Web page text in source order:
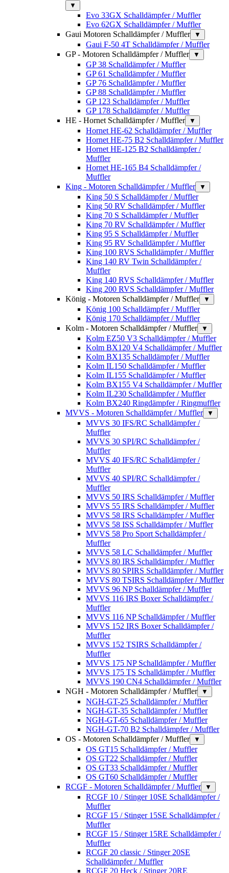
▼
Evo 33GX Schalldämpfer / Muffler
Evo 62GX Schalldämpfer / Muffler
Gaui Motoren Schalldämpfer / Muffler
▼
Gaui F-50 4T Schalldämpfer / Muffler
GP - Motoren Schalldämpfer / Muffler
▼
GP 38 Schalldämpfer / Muffler
GP 61 Schalldämpfer / Muffler
GP 76 Schalldämpfer / Muffler
GP 88 Schalldämpfer / Muffler
GP 123 Schalldämpfer / Muffler
GP 178 Schalldämpfer / Muffler
HE - Hornet Schalldämpfer / Muffler
▼
Hornet HE-62 Schalldämpfer / Muffler
Hornet HE-75 B2 Schalldämpfer / Muffler
Hornet HE-125 B2 Schalldämpfer /
Muffler
Hornet HE-165 B4 Schalldämpfer /
Muffler
King - Motoren Schalldämpfer / Muffler
▼
King 50 S Schalldämpfer / Muffler
King 50 RV Schalldämpfer / Muffler
King 70 S Schalldämpfer / Muffler
King 70 RV Schalldämpfer / Muffler
King 95 S Schalldämpfer / Muffler
King 95 RV Schalldämpfer / Muffler
King 100 RVS Schalldämpfer / Muffler
King 140 RV Twin Schalldämpfer /
Muffler
King 140 RVS Schalldämpfer / Muffler
King 200 RVS Schalldämpfer / Muffler
König - Motoren Schalldämpfer / Muffler
▼
König 100 Schalldämpfer / Muffler
König 170 Schalldämpfer / Muffler
Kolm - Motoren Schalldämpfer / Muffler
▼
Kolm EZ50 V3 Schalldämpfer / Muffler
Kolm BX120 V4 Schalldämpfer / Muffler
Kolm BX135 Schalldämpfer / Muffler
Kolm IL150 Schalldämpfer / Muffler
Kolm IL155 Schalldämpfer / Muffler
Kolm BX155 V4 Schalldämpfer / Muffler
Kolm IL230 Schalldämpfer / Muffler
Kolm BX240 Ringdämpfer / Ringmuffler
MVVS - Motoren Schalldämpfer / Muffler
▼
MVVS 30 IFS/RC Schalldämpfer /
Muffler
MVVS 30 SPI/RC Schalldämpfer /
Muffler
MVVS 40 IFS/RC Schalldämpfer /
Muffler
MVVS 40 SPI/RC Schalldämpfer /
Muffler
MVVS 50 IRS Schalldämpfer / Muffler
MVVS 55 IRS Schalldämpfer / Muffler
MVVS 58 IRS Schalldämpfer / Muffler
MVVS 58 ISS Schalldämpfer / Muffler
MVVS 58 Pro Sport Schalldämpfer /
Muffler
MVVS 58 LC Schalldämpfer / Muffler
MVVS 80 IRS Schalldämpfer / Muffler
MVVS 80 SPIRS Schalldämpfer / Muffler
MVVS 80 TSIRS Schalldämpfer / Muffler
MVVS 96 NP Schalldämpfer / Muffler
MVVS 116 IRS Boxer Schalldämpfer /
Muffler
MVVS 116 NP Schalldämpfer / Muffler
MVVS 152 IRS Boxer Schalldämpfer /
Muffler
MVVS 152 TSIRS Schalldämpfer /
Muffler
MVVS 175 NP Schalldämpfer / Muffler
MVVS 175 TS Schalldämpfer / Muffler
MVVS 190 CN4 Schalldämpfer / Muffler
NGH - Motoren Schalldämpfer / Muffler
▼
NGH-GT-25 Schalldämpfer / Muffler
NGH-GT-35 Schalldämpfer / Muffler
NGH-GT-65 Schalldämpfer / Muffler
NGH-GT-70 B2 Schalldämpfer / Muffler
OS - Motoren Schalldämpfer / Muffler
▼
OS GT15 Schalldämpfer / Muffler
OS GT22 Schalldämpfer / Muffler
OS GT33 Schalldämpfer / Muffler
OS GT60 Schalldämpfer / Muffler
RCGF - Motoren Schalldämpfer / Muffler
▼
RCGF 10 / Stinger 10SE Schalldämpfer /
Muffler
RCGF 15 / Stinger 15SE Schalldämpfer /
Muffler
RCGF 15 / Stinger 15RE Schalldämpfer /
Muffler
RCGF 20 classic / Stinger 20SE
Schalldämpfer / Muffler
RCGF 20 Heck / Stinger 20RE